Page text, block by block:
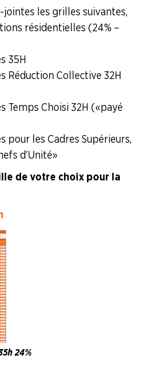
les grilles suivantes,
résidentielles (24% –
35H
Réduction Collective 32H
Temps Choisi 32H (« payé
pour les Cadres Supérieurs,
d’Unité »
de votre choix pour la
24%